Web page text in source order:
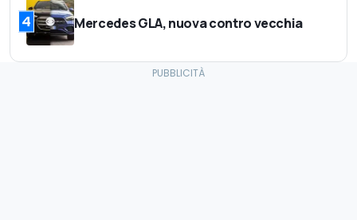
4 Mercedes GLA, nuova contro vecchia